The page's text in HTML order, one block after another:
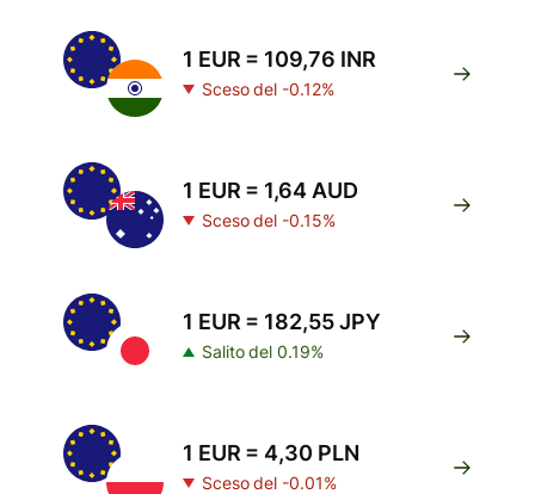
1 EUR = 109,76 INR
Sceso del -0.12%
1 EUR = 1,64 AUD
Sceso del -0.15%
1 EUR = 182,55 JPY
Salito del 0.19%
1 EUR = 4,30 PLN
Sceso del -0.01%